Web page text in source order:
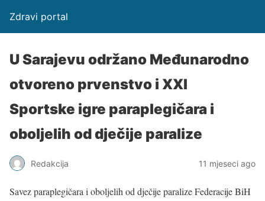
Zdravi portal
U Sarajevu održano Međunarodno
otvoreno prvenstvo i XXI
Sportske igre paraplegičara i
oboljelih od dječije paralize
Redakcija 11 mjeseci ago
Savez paraplegičara i oboljelih od dječije paralize Federacije BiH